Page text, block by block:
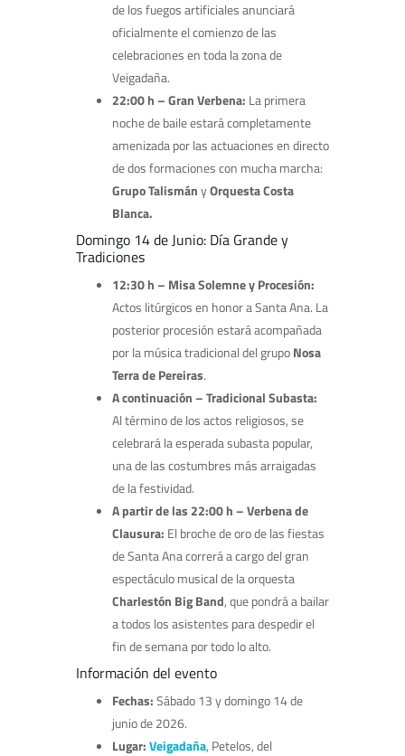
de los fuegos artificiales anunciará
oficialmente el comienzo de las
celebraciones en toda la zona de
Veigadaña.
22:00 h – Gran Verbena: La primera
noche de baile estará completamente
amenizada por las actuaciones en directo
de dos formaciones con mucha marcha:
Grupo TalismányOrquesta Costa
Blanca.
Domingo 14 de Junio: Día Grande y
Tradiciones
12:30 h – Misa Solemne y Procesión:
Actos litúrgicos en honor a Santa Ana. La
posterior procesión estará acompañada
por la música tradicional del grupoNosa
Terra de Pereiras.
A continuación – Tradicional Subasta:
Al término de los actos religiosos, se
celebrará la esperada subasta popular,
una de las costumbres más arraigadas
de la festividad.
A partir de las 22:00 h – Verbena de
Clausura: El broche de oro de las fiestas
de Santa Ana correrá a cargo del gran
espectáculo musical de la orquesta
Charlestón Big Band, que pondrá a bailar
a todos los asistentes para despedir el
fin de semana por todo lo alto.
Información del evento
Fechas:Sábado 13 y domingo 14 de
junio de 2026.
Lugar:Veigadaña, Petelos, del